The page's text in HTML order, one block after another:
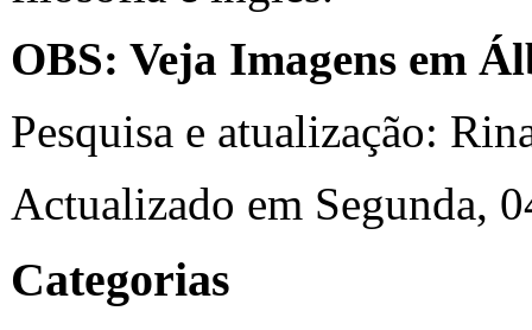
OBS: Veja Imagens em
Pesquisa e atualização:
Actualizado em Segunda,
Categorias